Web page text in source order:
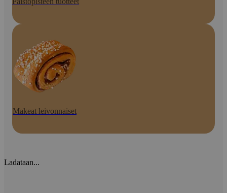
Makeat leivonnaiset
Ladataan...